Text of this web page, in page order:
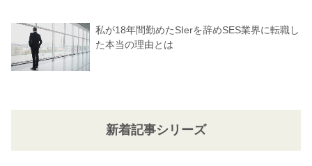
私が18年間勤めたSIerを辞めSES業界に転職し
た本当の理由とは
新着記事シリーズ